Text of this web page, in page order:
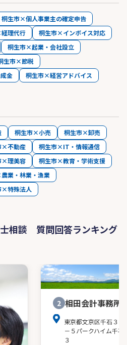
桐生市×個人事業主の確定申告
理代行
桐生市×インボイス対応
桐生市×起業・会社設立
生市×節税
金
桐生市×経営アドバイス
桐生市×小売
桐生市×卸売
×不動産
桐生市×IT・情報通信
×理美容
桐生市×教育・学術支援
業・林業・漁業
×特殊法人
相談 質問回答ランキング
2 相田会計事務所
東京都文京区千石３－
－５パークハイム千石
３